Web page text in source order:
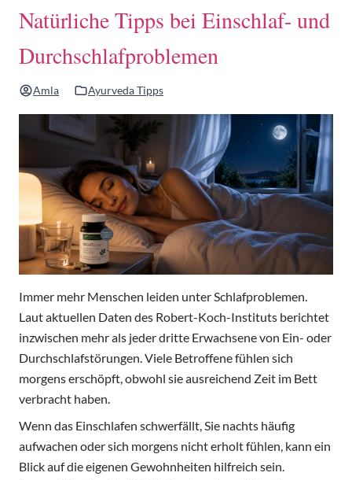
Natürliche Tipps bei Einschlaf- und
Durchschlafproblemen
Amla Ayurveda Tipps
Immer mehr Menschen leiden unter Schlafproblemen.
Laut aktuellen Daten des Robert-Koch-Instituts berichtet
inzwischen mehr als jeder dritte Erwachsene von Ein- oder
Durchschlafstörungen. Viele Betroffene fühlen sich
morgens erschöpft, obwohl sie ausreichend Zeit im Bett
verbracht haben.
Wenn das Einschlafen schwerfällt, Sie nachts häufig
aufwachen oder sich morgens nicht erholt fühlen, kann ein
Blick auf die eigenen Gewohnheiten hilfreich sein.